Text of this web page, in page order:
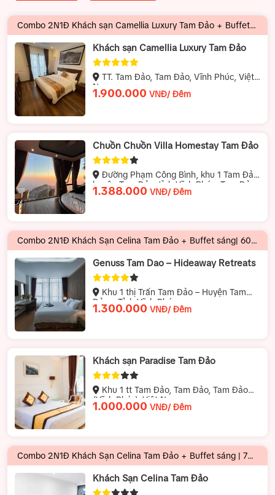
Combo 2N1Đ Khách sạn Camellia Luxury Tam Đảo + Buffet sáng| 1.000.000 VNĐ/ Khách
Khách sạn Camellia Luxury Tam Đảo
TT. Tam Đảo, Tam Đảo, Vĩnh Phúc, Việt
Nam
1.900.000 VNĐ/ Đêm
Chuồn Chuồn Villa Homestay Tam Đảo
Đường Phạm Công Bình, khu 1 Tam Đảo,
huyện Tam Đảo, tỉnh Vĩnh Phúc, Tam Đảo,
Tam Đảo (Vĩnh Phúc)
1.388.000 VNĐ/ Đêm
Combo 2N1Đ Khách Sạn Celina Tam Đảo + Buffet sáng| 600.000 VNĐ/ Khách
Genuss Tam Dao – Hideaway Retreats
Khu 1 thị Trấn Tam Đảo – Huyện Tam
Đảo – Tỉnh Vĩnh Phúc
1.300.000 VNĐ/ Đêm
Khách sạn Paradise Tam Đảo
Khu 1 tt Tam Đảo, Tam Đảo, Tam Đảo
(Vĩnh Phúc), Việt Nam
1.000.000 VNĐ/ Đêm
Combo 2N1Đ Khách Sạn Celina Tam Đảo + Buffet sáng | 725.000 VNĐ/ Khách
Khách Sạn Celina Tam Đảo